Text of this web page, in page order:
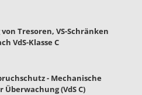
Tresoren, VS-Schränken
VdS-Klasse C
- Mechanische
(VdS C)